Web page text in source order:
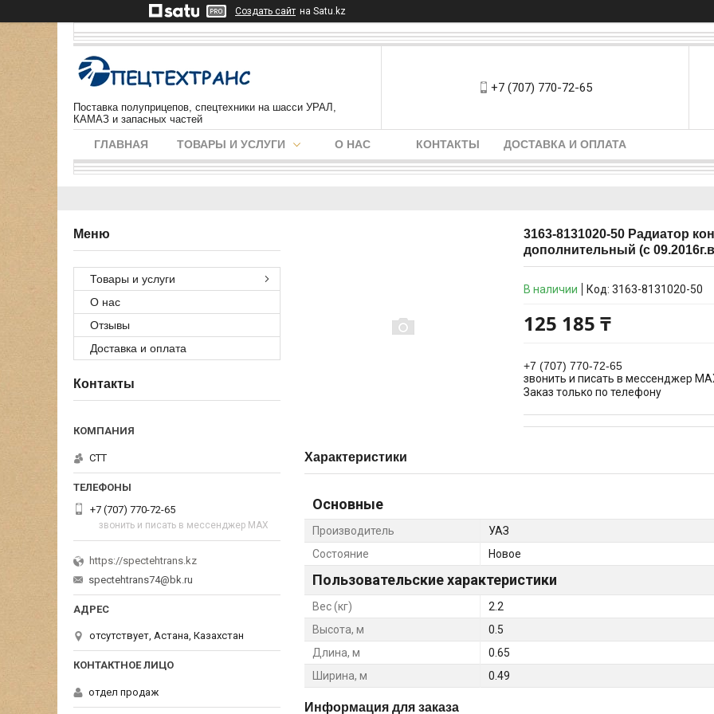
Создать сайт на Satu.kz
Поставка полуприцепов, спецтехники на шасси УРАЛ,
КАМАЗ и запасных частей
+7 (707) 770-72-65
ГЛАВНАЯ ТОВАРЫ И УСЛУГИ О НАС КОНТАКТЫ ДОСТАВКА И ОПЛАТА
3163-8131020-50 Радиатор
дополнительный (с
В наличии Код: 3163-8131020-50
125 185 ₸
+7 (707) 770-72-65
звонить и писать в мессенджер
Заказ только по телефону
Характеристики
Основные
Производитель
УАЗ
Состояние
Новое
Пользовательские характеристики
Вес (кг)
2.2
Высота, м
0.5
Длина, м
0.65
Ширина, м
0.49
Информация для заказа
Товары и услуги
О нас
Отзывы
Доставка и оплата
Контакты
СТТ
+7 (707) 770-72-65
звонить и писать в мессенджер MAX
https://spectehtrans.kz
spectehtrans74@bk.ru
отсутствует, Астана, Казахстан
отдел продаж